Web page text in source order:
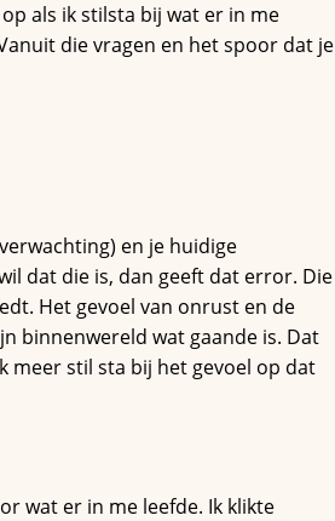
als ik stilsta bij wat er in me
die vragen en het spoor dat je
en je huidige
dat die is, dan geeft dat error. Die
Het gevoel van onrust en de
binnenwereld wat gaande is. Dat
meer stil sta bij het gevoel op dat
wat er in me leefde. Ik klikte